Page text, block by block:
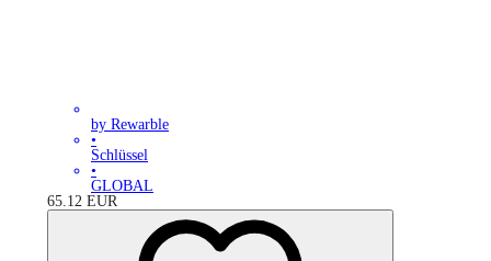
by Rewarble
•
Schlüssel
•
GLOBAL
65.12 EUR